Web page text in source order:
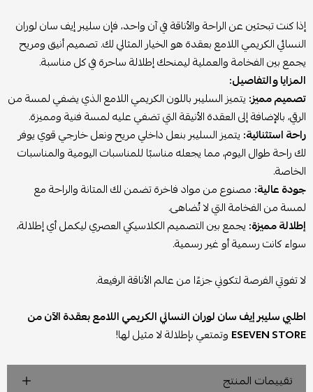
إذا كنت تبحثين عن الراحة والأناقة في آن واحد، فإن سليبر إيف سان لوران
النسائي الكريمي اللامع بعقدة هو الخيار المثالي لك. تصميم أنيق ومريح
يجمع بين الفخامة والعملية ليمنحك إطلالة ساحرة في كل مناسبة.
المزايا والتفاصيل:
تصميم مميز: يتميز السليبر باللون الكريمي اللامع الذي يضفي لمسة من
الرقي، بالإضافة إلى العقدة الأنيقة التي تضفي عليه لمسة فنية ومميزة.
راحة استثنائية: يتميز السليبر بنعل داخلي مريح ونعل خارجي قوي يوفر
لك راحة طوال اليوم، مما يجعله مناسبًا للمناسبات اليومية والمناسبات
الخاصة.
جودة عالية: مصنوع من مواد فاخرة تضمن لك المتانة والراحة مع
لمسة من الفخامة التي لا تُضاهى.
إطلالة مميزة: يجمع بين التصميم الكلاسيكي العصري ليكمل أي إطلالة،
سواء كانت رسمية أو غير رسمية.
لا تفوتي الفرصة لتكوني جزءًا من عالم الأناقة الرفيعة.
اطلبي سليبر إيف سان لوران النسائي الكريمي اللامع بعقدة الآن من
ESEVEN STORE وتمتعي بإطلالة لا مثيل لها!
تقييمات المنتج